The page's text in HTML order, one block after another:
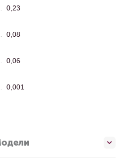
0,23
0,08
0,06
0,001